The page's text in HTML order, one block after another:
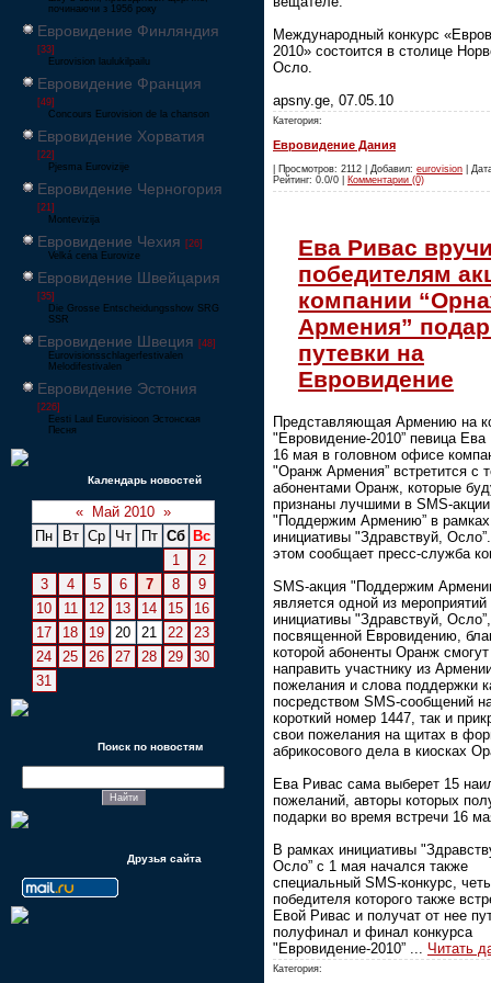
починаючи з 1956 року
Евровидение Финляндия
[33]
Eurovision laulukilpailu
Евровидение Франция
[49]
Concours Eurovision de la chanson
Евровидение Хорватия
[22]
Pjesma Eurovizije
Евровидение Черногория
[21]
Montevizija
Евровидение Чехия [26]
Velká cena Eurovize
Евровидение Швейцария
[35]
Die Grosse Entscheidungsshow SRG
SSR
Евровидение Швеция [48]
Eurovisionsschlagerfestivalen
Melodifestivalen
Евровидение Эстония
[226]
Eesti Laul Eurovisioon Эстонская
Песня
Календарь новостей
« Май 2010 »
Пн
Вт Ср Чт Пт Сб
Вс
1
2
3
4 5 6 7 8
9
10
11 12 13 14 15
16
17
18 19 20 21 22
23
24
25 26 27 28 29
30
31
Поиск по новостям
Друзья сайта
Международный конкурс
2010» состоится в столице
Осло.
apsny.ge, 07.05.10
Категория:
Евровидение Дания
| Просмотров: 2112 | Добавил: eurovision |
Рейтинг: 0.0/0 | Комментарии (0)
Ева Ривас
победителям
компании
Армения”
путевки на
Евровидение
Представляющая Армению на
"Евровидение-2010” певица Ева
16 мая в головном офисе
"Оранж Армения” встретится с
абонентами Оранж, которые
признаны лучшими в SMS-акции
"Поддержим Армению” в рамках
инициативы "Здравствуй,
этом сообщает пресс-служба
SMS-акция "Поддержим
является одной из мероприятий
инициативы "Здравствуй, Осло”,
посвященной Евровидению,
которой абоненты Оранж смогут
направить участнику из
пожелания и слова поддержки
посредством SMS-сообщений
короткий номер 1447, так и
свои пожелания на щитах в
абрикосового дела в киосках
Ева Ривас сама выберет 15
пожеланий, авторы которых
подарки во время встречи 16
В рамках инициативы
Осло” с 1 мая начался также
специальный SMS-конкурс,
победителя которого также
Евой Ривас и получат от нее
полуфинал и финал конкурса
"Евровидение-2010” ... Читать
Категория: